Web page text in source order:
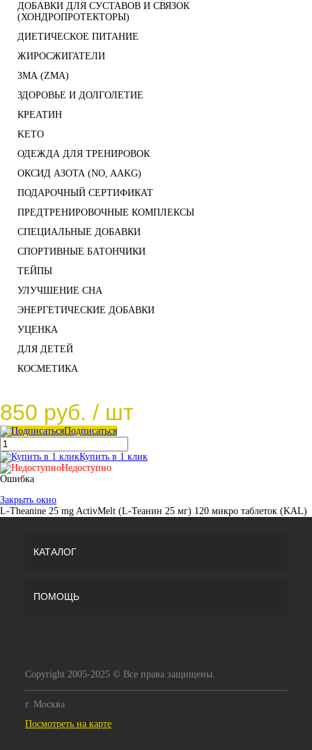
ДОБАВКИ ДЛЯ СУСТАВОВ И СВЯЗОК
(ХОНДРОПРОТЕКТОРЫ)
ДИЕТИЧЕСКОЕ ПИТАНИЕ
ЖИРОСЖИГАТЕЛИ
ЗМА (ZMA)
ЗДОРОВЬЕ И ДОЛГОЛЕТИЕ
КРЕАТИН
KETO
ОДЕЖДА ДЛЯ ТРЕНИРОВОК
ОКСИД АЗОТА (NO, AAKG)
ПОДАРОЧНЫЙ СЕРТИФИКАТ
ПРЕДТРЕНИРОВОЧНЫЕ КОМПЛЕКСЫ
СПЕЦИАЛЬНЫЕ ДОБАВКИ
СПОРТИВНЫЕ БАТОНЧИКИ
ТЕЙПЫ
УЛУЧШЕНИЕ СНА
ЭНЕРГЕТИЧЕСКИЕ ДОБАВКИ
УЦЕНКА
ДЛЯ ДЕТЕЙ
КОСМЕТИКА
850 руб. / шт
Подписаться
Купить в 1 клик
Недоступно
Ошибка
Закрыть окно
L-Theanine 25 mg ActivMelt (L-Теанин 25 мг) 120 микро таблеток (KAL)
КАТАЛОГ
ПОМОЩЬ
Copyright 2005-2025 © Все права защищены.
г. Москва
Посмотреть на карте